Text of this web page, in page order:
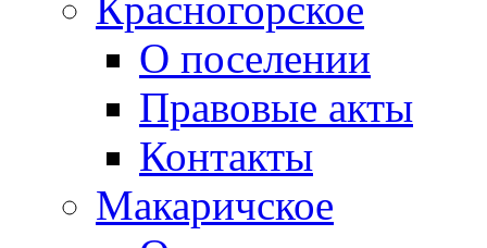
О поселении
Правовые акты
Контакты
Макаричское